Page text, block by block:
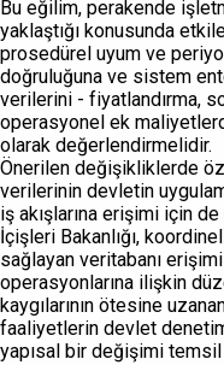
Bu eğilim, perakende
yaklaştığı konusunda
prosedürel uyum ve
doğruluğuna ve sistem
verilerini - fiyatlandırma,
operasyonel ek
olarak değerlendirmelidir.
Önerilen değişikliklerde
verilerinin devletin
iş akışlarına erişimi için
İçişleri Bakanlığı,
sağlayan veritabanı
operasyonlarına ilişkin
kaygılarının ötesine
faaliyetlerin devlet
yapısal bir değişimi temsil